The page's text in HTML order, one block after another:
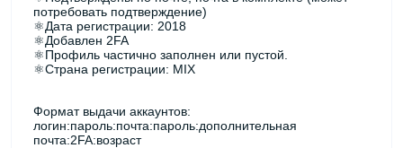
потребовать подтверждение)
⚛️Дата регистрации: 2018
⚛️Добавлен 2FA
⚛️Профиль частично заполнен или пустой.
⚛️Страна регистрации: MIX
Формат выдачи аккаунтов:
логин:пароль:почта:пароль:дополнительная
почта:2FA:возраст